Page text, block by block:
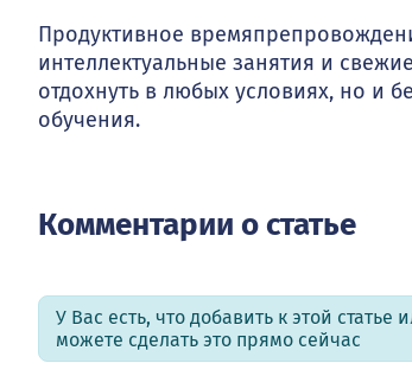
Продуктивное
интеллектуальные занятия и
отдохнуть в любых условиях, но и
обучения.
Комментарии о статье
У Вас есть, что добавить к этой
можете сделать это прямо сейчас